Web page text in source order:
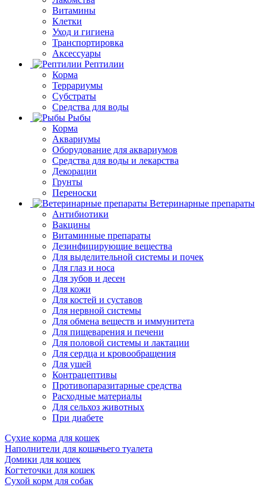
Витамины
Клетки
Уход и гигиена
Транспортировка
Аксессуары
Рептилии
Корма
Террариумы
Субстраты
Средства для воды
Рыбы
Корма
Аквариумы
Оборудование для аквариумов
Средства для воды и лекарства
Декорации
Грунты
Переноски
Ветеринарные препараты
Антибиотики
Вакцины
Витаминные препараты
Дезинфицирующие вещества
Для выделительной системы и почек
Для глаз и носа
Для зубов и десен
Для кожи
Для костей и суставов
Для нервной системы
Для обмена веществ и иммунитета
Для пищеварения и печени
Для половой системы и лактации
Для сердца и кровообращения
Для ушей
Контрацептивы
Противопаразитарные средства
Расходные материалы
Для сельхоз животных
При диабете
Сухие корма для кошек
Наполнители для кошачьего туалета
Домики для кошек
Когтеточки для кошек
Сухой корм для собак